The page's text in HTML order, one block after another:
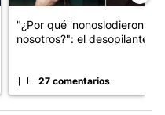
"¿Por qué 'nonoslodieron' a
nosotros?": el desopilante ...
27 comentarios